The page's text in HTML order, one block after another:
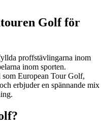
Golf för
proffstävlingarna inom
inom sporten.
European Tour Golf,
erbjuder en spännande mix